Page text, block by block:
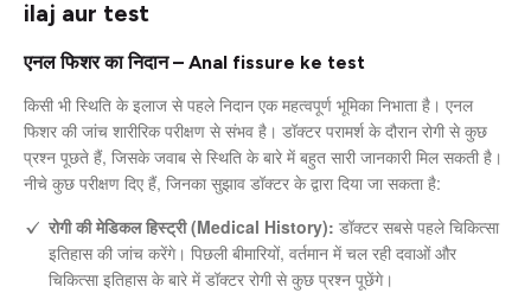
ilaj aur test
एनल फिशर का निदान – Anal fissure ke test
किसी भी स्थिति के इलाज से पहले निदान एक महत्वपूर्ण भूमिका निभाता है। एनल
फिशर की जांच शारीरिक परीक्षण से संभव है। डॉक्टर परामर्श के दौरान रोगी से कुछ
प्रश्न पूछते हैं, जिसके जवाब से स्थिति के बारे में बहुत सारी जानकारी मिल सकती है।
नीचे कुछ परीक्षण दिए हैं, जिनका सुझाव डॉक्टर के द्वारा दिया जा सकता है:
रोगी की मेडिकल हिस्ट्री (Medical History): डॉक्टर सबसे पहले चिकित्सा
इतिहास की जांच करेंगे। पिछली बीमारियों, वर्तमान में चल रही दवाओं और
चिकित्सा इतिहास के बारे में डॉक्टर रोगी से कुछ प्रश्न पूछेंगे।